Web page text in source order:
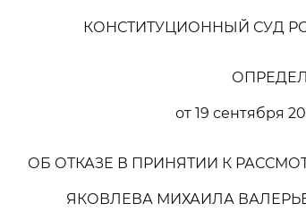
КОНСТИТУЦИОННЫЙ СУД
от 19 сентября
ОБ ОТКАЗЕ В ПРИНЯТИИ К
ЯКОВЛЕВА МИХАИЛА